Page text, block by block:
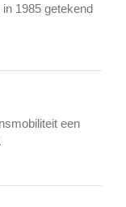
1985 getekend
een